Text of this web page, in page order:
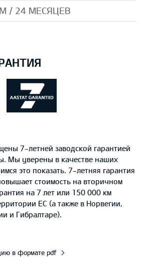
/ 24 МЕСЯЦЕВ
7-летней заводской гарантией
Мы уверены в качестве наших
это показать. 7-летняя гарантия
стоимость на вторичном
на 7 лет или 150 000 км
ЕС (а также в Норвегии,
и Гибралтаре).
в формате pdf